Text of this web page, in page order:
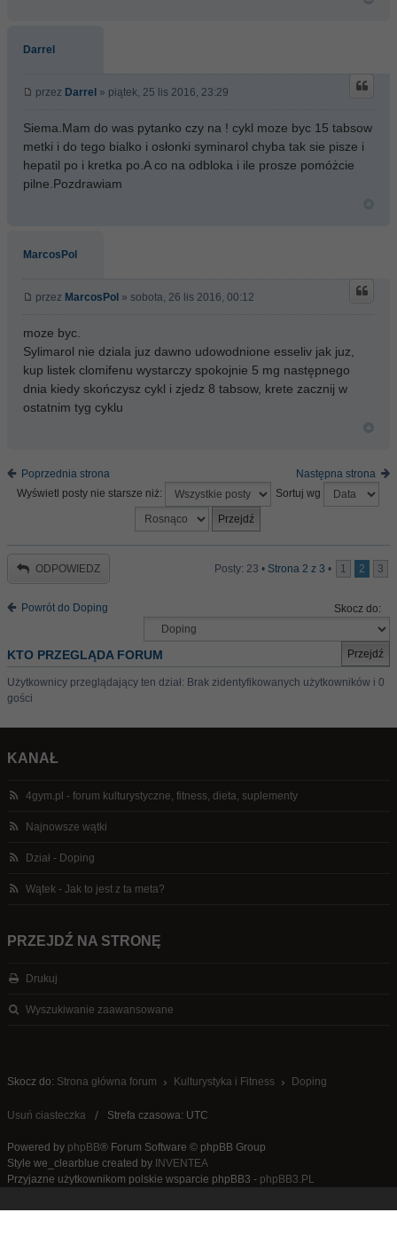
Darrel
przez Darrel » piątek, 25 lis 2016, 23:29
Siema.Mam do was pytanko czy na ! cykl moze byc 15 tabsow
metki i do tego bialko i osłonki syminarol chyba tak sie pisze i
hepatil po i kretka po.A co na odbloka i ile prosze pomóżcie
pilne.Pozdrawiam
MarcosPol
przez MarcosPol » sobota, 26 lis 2016, 00:12
moze byc.
Sylimarol nie dziala juz dawno udowodnione esseliv jak juz,
kup listek clomifenu wystarczy spokojnie 5 mg następnego
dnia kiedy skończysz cykl i zjedz 8 tabsow, krete zacznij w
ostatnim tyg cyklu
Poprzednia strona
Następna strona
Wyświetl posty nie starsze niż:
Sortuj wg
ODPOWIEDZ Posty: 23 • Strona 2 z 3 • 1 2 3
Powrót do Doping Skocz do:
KTO PRZEGLĄDA FORUM
Użytkownicy przeglądający ten dział: Brak zidentyfikowanych użytkowników i 0
gości
KANAŁ
4gym.pl - forum kulturystyczne, fitness, dieta, suplementy
Najnowsze wątki
Dział - Doping
Wątek - Jak to jest z ta meta?
PRZEJDŹ NA STRONĘ
Drukuj
Wyszukiwanie zaawansowane
Skocz do: Strona główna forum Kulturystyka i Fitness Doping
Usuń ciasteczka Strefa czasowa: UTC
Powered by phpBB® Forum Software © phpBB Group
Style we_clearblue created by INVENTEA
Przyjazne użytkownikom polskie wsparcie phpBB3 - phpBB3.PL